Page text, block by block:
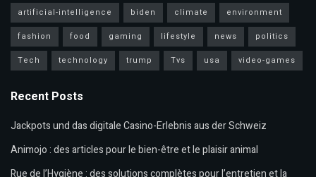
artificial-intelligence biden climate
environment
fashion
food gaming lifestyle news
politics
Tech
technology trump Tvs usa video-games
Recent Posts
Jackpots und das digitale Casino-Erlebnis aus der Schweiz
Animojo : des articles pour le bien-être et le plaisir animal
Rue de l’Hygiène : des solutions complètes pour l’entretien et la